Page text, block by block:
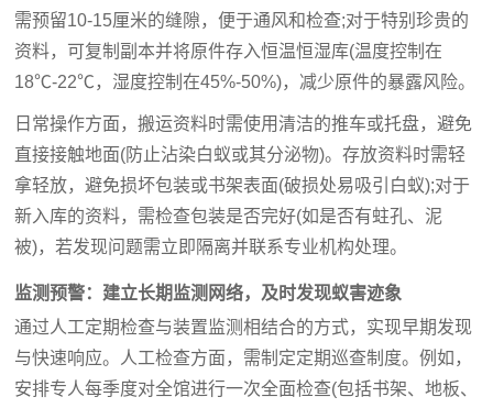
需预留10-15厘米的缝隙，便于通风和检查;对于特别珍贵的
资料，可复制副本并将原件存入恒温恒湿库(温度控制在
18℃-22℃，湿度控制在45%-50%)，减少原件的暴露风险。
日常操作方面，搬运资料时需使用清洁的推车或托盘，避免
直接接触地面(防止沾染白蚁或其分泌物)。存放资料时需轻
拿轻放，避免损坏包装或书架表面(破损处易吸引白蚁);对于
新入库的资料，需检查包装是否完好(如是否有蛀孔、泥
被)，若发现问题需立即隔离并联系专业机构处理。
监测预警：建立长期监测网络，及时发现蚁害迹象
通过人工定期检查与装置监测相结合的方式，实现早期发现
与快速响应。人工检查方面，需制定定期巡查制度。例如，
安排专人每季度对全馆进行一次全面检查(包括书架、地板、